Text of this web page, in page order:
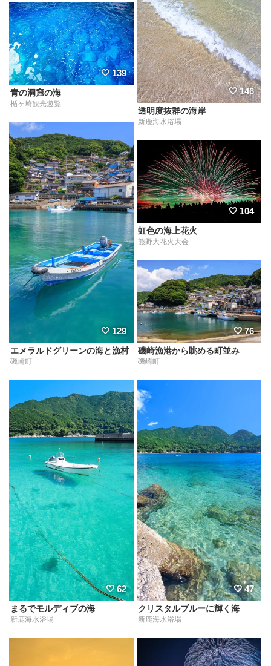
146
透明度抜群の海岸
新鹿海水浴場
139
青の洞窟の海
楯ヶ崎観光遊覧
129
エメラルドグリーンの海と漁村
磯崎町
104
虹色の海上花火
熊野大花火大会
76
磯崎漁港から眺める町並み
磯崎町
62
まるでモルディブの海
新鹿海水浴場
47
クリスタルブルーに輝く海
新鹿海水浴場